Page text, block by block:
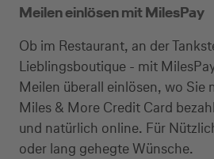
Meilen einlösen mit MilesPay
Ob im Restaurant, an der
Lieblingsboutique - mit
Meilen überall einlösen, wo Sie
Miles & More Credit Card
und natürlich online. Für
oder lang gehegte Wünsche.